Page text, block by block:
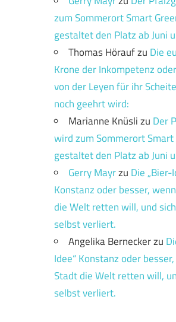
zum Sommerort Smart
gestaltet den Platz ab Juni
Thomas Höraufzu Die
Krone der Inkompetenz
von der Leyen für ihr
noch geehrt wird:
Marianne Knüslizu Der
wird zum Sommerort Smart
gestaltet den Platz ab Juni
Gerry Mayrzu Die „Bier-
Konstanz oder besser,
die Welt retten will, und
selbst verliert.
Angelika Berneckerzu
Idee“ Konstanz oder
Stadt die Welt retten will,
selbst verliert.